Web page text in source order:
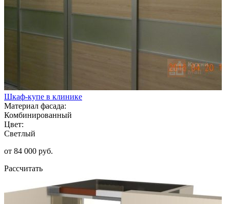
Шкаф-купе в клинике
Материал фасада:
Комбинированный
Цвет:
Светлый
от 84 000 руб.
Рассчитать